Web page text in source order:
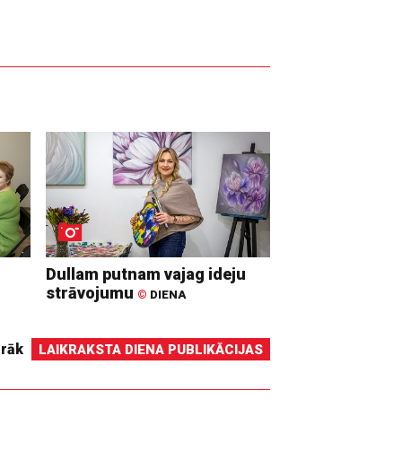
Dullam putnam vajag ideju
strāvojumu © DIENA
LAIKRAKSTA DIENA PUBLIKĀCIJAS